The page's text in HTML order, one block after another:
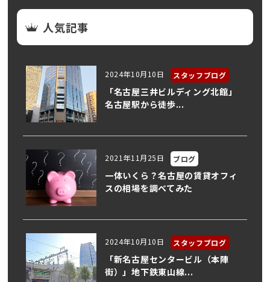
人気記事
2024年10月10日 スタッフブログ
「名古屋三井ビルディング北館」
名古屋駅から徒歩...
2021年11月25日 ブログ
一体いくら？名古屋の賃貸オフィ
スの相場を調べてみた
2024年10月10日 スタッフブログ
「新名古屋センタービル（本陣
街）」地下鉄東山線...